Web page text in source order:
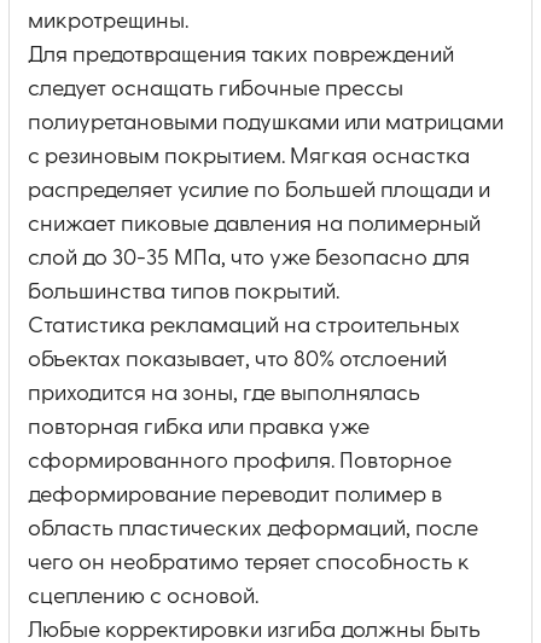
микротрещины.
Для предотвращения таких повреждений
следует оснащать гибочные прессы
полиуретановыми подушками или матрицами
с резиновым покрытием. Мягкая оснастка
распределяет усилие по большей площади и
снижает пиковые давления на полимерный
слой до 30-35 МПа, что уже безопасно для
большинства типов покрытий.
Статистика рекламаций на строительных
объектах показывает, что 80% отслоений
приходится на зоны, где выполнялась
повторная гибка или правка уже
сформированного профиля. Повторное
деформирование переводит полимер в
область пластических деформаций, после
чего он необратимо теряет способность к
сцеплению с основой.
Любые корректировки изгиба должны быть